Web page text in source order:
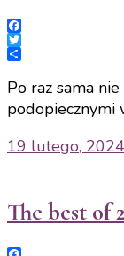
Facebook
Twitter
Share
Po raz sama
podopiecznymi
19 lutego, 2024
The best of